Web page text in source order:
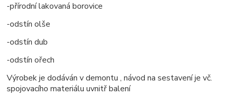
-přírodní lakovaná borovice
-odstín olše
-odstín dub
-odstín ořech
Výrobek je dodáván v demontu , návod na sestavení je vč.
spojovacího materiálu uvnitř balení